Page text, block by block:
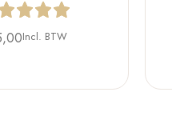
Incl. BTW